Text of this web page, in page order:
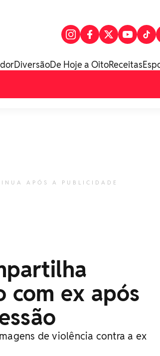
DiversãoDe Hoje a OitoReceitas
APÓS A PUBLICIDADE
com ex após
de violência contra a ex